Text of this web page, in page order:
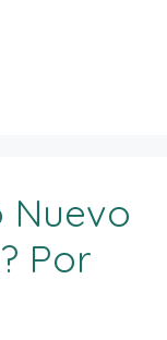
Nuevo
Por